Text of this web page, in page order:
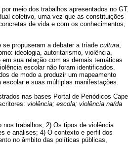
meio dos trabalhos apresentados no GT,
coletivo, uma vez que as constituições
de vida e com os conhecimentos,
propuseram a debater a tríade cultura,
ideologia, autoritarismo, violência,
sua relação com as demais temáticas
escolar não foram identificados.
de modo a produzir um mapeamento
escolar e suas múltiplas manifestações.
nas bases Portal de Periódicos
violência; escola; violência na/da
nos trabalhos; 2) Os tipos de violência
e análises; 4) O contexto e perfil dos
no âmbito das políticas públicas,